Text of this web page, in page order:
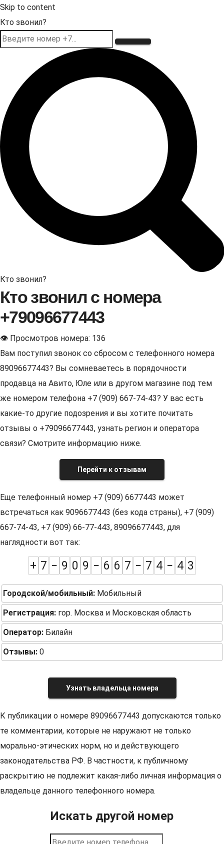
Skip to content
Кто звонил?
Кто звонил?
Кто звонил с номера
+79096677443
👁 Просмотров номера: 136
Вам поступил звонок со сбросом с телефонного номера
89096677443? Вы сомневаетесь в порядочности
продавца на Авито, Юле или в другом магазине под тем
же номером телефона +7 (909) 667-74-43? У вас есть
какие-то другие подозрения и вы хотите почитать
отзывы о +79096677443, узнать регион и оператора
связи? Смотрите информацию ниже.
Перейти к отзывам
Еще телефонный номер +7 (909) 6677443 может
встречаться как 9096677443 (без кода страны), +7 (909)
667-74-43, +7 (909) 66-77-443, 89096677443, для
наглядности вот так:
+ 7 − 9 0 9 − 6 6 7 − 7 4 − 4 3
Городской/мобильный: Мобильный
Регистрация: гор. Москва и Московская область
Оператор: Билайн
Отзывы: 0
Узнать владельца номера
К публикации о номере 89096677443 допускаются только
те комментарии, которые не наружают не только
морально-этических норм, но и действующего
законодательства РФ. В частности, к публичному
раскрытию не подлежит какая-либо личная информация о
владельце данного телефонного номера.
Искать другой номер